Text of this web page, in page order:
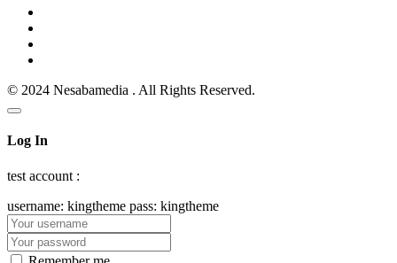
© 2024 Nesabamedia . All Rights Reserved.
Log In
test account :
username: kingtheme pass: kingtheme